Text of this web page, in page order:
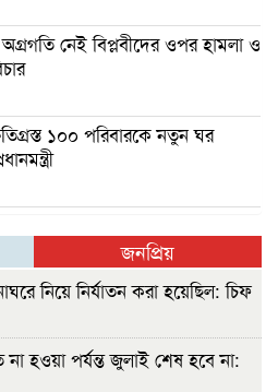
নেই বিপ্লবীদের ওপর হামলা ও
১০০ পরিবারকে নতুন ঘর
জনপ্রিয়
নিয়ে নির্যাতন করা হয়েছিল: চিফ
হওয়া পর্যন্ত জুলাই শেষ হবে না: